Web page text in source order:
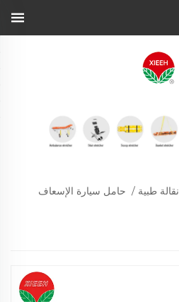
نقالة طبية / حامل سيارة الإسعاف